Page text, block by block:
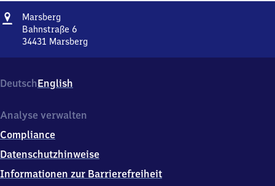
Adresse
Marsberg
Bahnstraße 6
34431 Marsberg
6,
3
4
1
Marsberg
DeutschEnglish
Analyse verwalten
Compliance
Datenschutzhinweise
Informationen zur Barrierefreiheit